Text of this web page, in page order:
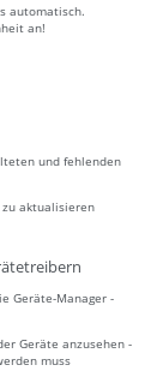
automatisch.
an!
und fehlenden
aktualisieren
Geräte-Manager -
Geräte anzusehen -
muss